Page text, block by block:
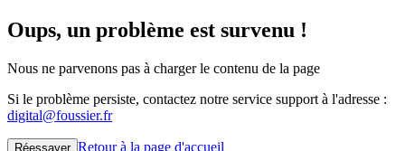
Oups, un problème est survenu !
Nous ne parvenons pas à charger le contenu de la page
Si le problème persiste, contactez notre service support à l'adresse :
digital@foussier.fr
Réessayer Retour à la page d'accueil